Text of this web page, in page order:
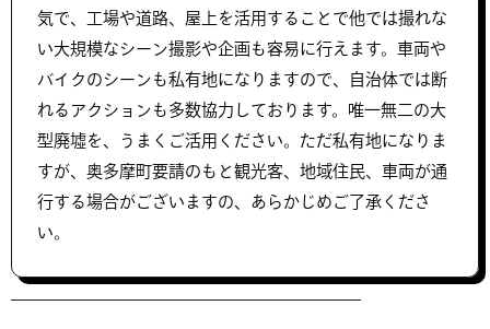
気で、工場や道路、屋上を活用することで他では撮れな
い大規模なシーン撮影や企画も容易に行えます。車両や
バイクのシーンも私有地になりますので、自治体では断
れるアクションも多数協力しております。唯一無二の大
型廃墟を、うまくご活用ください。ただ私有地になりま
すが、奥多摩町要請のもと観光客、地域住民、車両が通
行する場合がございますの、あらかじめご了承くださ
い。